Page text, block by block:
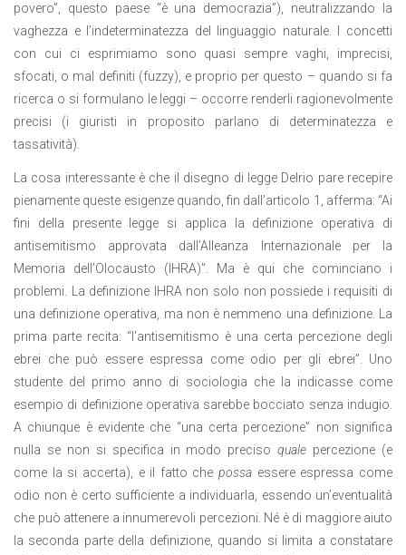
povero”, questo paese “è una democrazia”), neutralizzando la
vaghezza e l’indeterminatezza del linguaggio naturale. I concetti
con cui ci esprimiamo sono quasi sempre vaghi, imprecisi,
sfocati, o mal definiti (fuzzy), e proprio per questo – quando si fa
ricerca o si formulano le leggi – occorre renderli ragionevolmente
precisi (i giuristi in proposito parlano di determinatezza e
tassatività).
La cosa interessante è che il disegno di legge Delrio pare recepire
pienamente queste esigenze quando, fin dall’articolo 1, afferma: “Ai
fini della presente legge si applica la definizione operativa di
antisemitismo approvata dall’Alleanza Internazionale per la
Memoria dell’Olocausto (IHRA)”. Ma è qui che cominciano i
problemi. La definizione IHRA non solo non possiede i requisiti di
una definizione operativa, ma non è nemmeno una definizione. La
prima parte recita: “l’antisemitismo è una certa percezione degli
ebrei che può essere espressa come odio per gli ebrei”. Uno
studente del primo anno di sociologia che la indicasse come
esempio di definizione operativa sarebbe bocciato senza indugio.
A chiunque è evidente che “una certa percezione” non significa
nulla se non si specifica in modo precisoquale percezione (e
come la si accerta), e il fatto chepossa essere espressa come
odio non è certo sufficiente a individuarla, essendo un’eventualità
che può attenere a innumerevoli percezioni. Né è di maggiore aiuto
la seconda parte della definizione, quando si limita a constatare